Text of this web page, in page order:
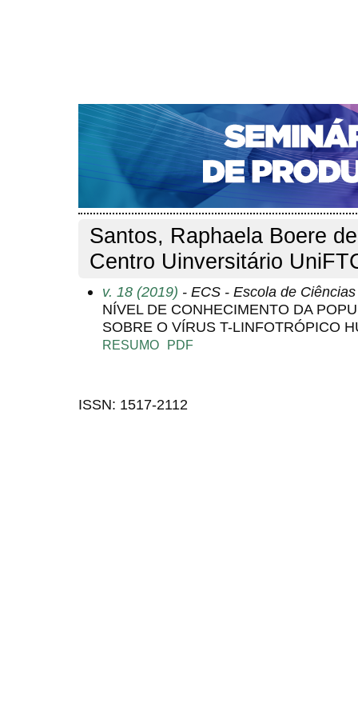
CAPA SOBRE ACESSO
NOTÍCIAS
PORTAL DE REVISTAS DA UNIFACS
Pesquisa > Perfil do autor
Perfil do autor
Santos, Raphaela Boere
Centro Uinversitário
v. 18 (2019) - ECS - Escola de
NÍVEL DE CONHECIMENTO DA
SOBRE O VÍRUS T-LINFOTRÓPICO
RESUMO PDF
ISSN: 1517-2112